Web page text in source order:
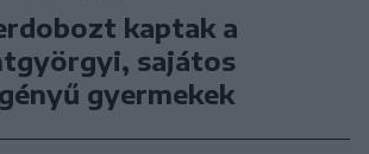
kaptak a
sajátos
gyermekek